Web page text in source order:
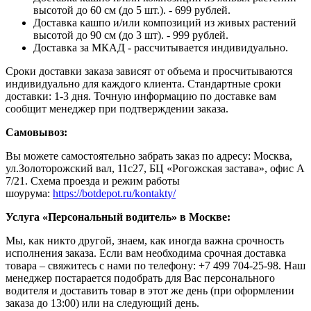
высотой до 60 см (до 5 шт.). - 699 рублей.
Доставка кашпо и/или композиций из живых растений
высотой до 90 см (до 3 шт). - 999 рублей.
Доставка за МКАД - рассчитывается индивидуально.
Сроки доставки заказа зависят от объема и просчитываются
индивидуально для каждого клиента. Стандартные сроки
доставки: 1-3 дня. Точную информацию по доставке вам
сообщит менеджер при подтверждении заказа.
Самовывоз:
Вы можете самостоятельно забрать заказ по адресу: Москва,
ул.Золоторожский вал, 11с27, БЦ «Рогожская застава», офис А
7/21. Схема проезда и режим работы
шоурума: https://botdepot.ru/kontakty/
Услуга «Персональный водитель» в Москве:
Мы, как никто другой, знаем, как иногда важна срочность
исполнения заказа. Если вам необходима срочная доставка
товара – свяжитесь с нами по телефону: +7 499 704-25-98. Наш
менеджер постарается подобрать для Вас персонального
водителя и доставить товар в этот же день (при оформлении
заказа до 13:00) или на следующий день.